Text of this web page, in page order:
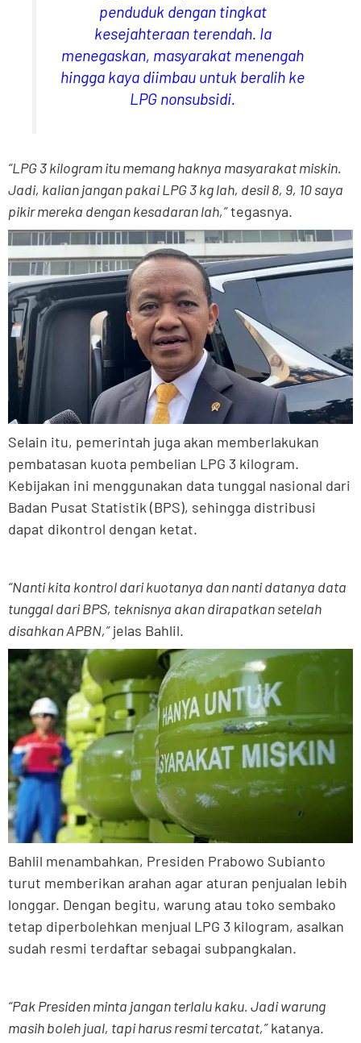
penduduk dengan tingkat
kesejahteraan terendah. Ia
menegaskan, masyarakat menengah
hingga kaya diimbau untuk beralih ke
LPG nonsubsidi.
“LPG 3 kilogram itu memang haknya masyarakat miskin.
Jadi, kalian jangan pakai LPG 3 kg lah, desil 8, 9, 10 saya
pikir mereka dengan kesadaran lah,”tegasnya.
Selain itu, pemerintah juga akan memberlakukan
pembatasan kuota pembelian LPG 3 kilogram.
Kebijakan ini menggunakan data tunggal nasional dari
Badan Pusat Statistik (BPS), sehingga distribusi
dapat dikontrol dengan ketat.
“Nanti kita kontrol dari kuotanya dan nanti datanya data
tunggal dari BPS, teknisnya akan dirapatkan setelah
disahkan APBN,”jelas Bahlil.
Bahlil menambahkan, Presiden Prabowo Subianto
turut memberikan arahan agar aturan penjualan lebih
longgar. Dengan begitu, warung atau toko sembako
tetap diperbolehkan menjual LPG 3 kilogram, asalkan
sudah resmi terdaftar sebagai subpangkalan.
“Pak Presiden minta jangan terlalu kaku. Jadi warung
masih boleh jual, tapi harus resmi tercatat,”katanya.